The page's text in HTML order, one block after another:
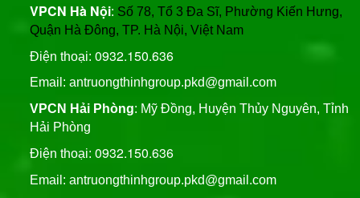
Quy Trình Mạ Nhúng Kẽm
Nóng Trụ Đèn Chiếu Sáng
Cao Áp
VPCN Hà Nội: Số 78, Tổ 3 Đa Sĩ, Phường Kiến Hưng,
Quận Hà Đông, TP. Hà Nội, Việt Nam
Điện thoại: 0932.150.636
Email: antruongthinhgroup.pkd@gmail.com
VPCN Hải Phòng: Mỹ Đồng, Huyện Thủy Nguyên, Tỉnh
Hải Phòng
Điện thoại: 0932.150.636
Email: antruongthinhgroup.pkd@gmail.com